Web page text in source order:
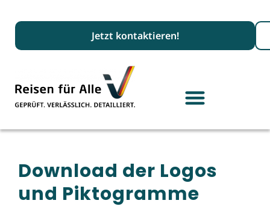
Jetzt kontaktieren!
Download der Logos
und Piktogramme